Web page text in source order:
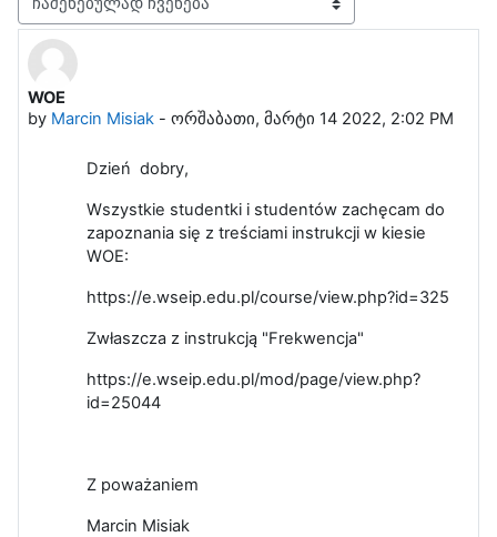
Display mode
WOE
by Marcin Misiak - ორშაბათი, მარტი 14 2022, 2:02 PM
Number of replies: 0
Dzień dobry,
Wszystkie studentki i studentów zachęcam do
zapoznania się z treściami instrukcji w kiesie
WOE:
https://e.wseip.edu.pl/course/view.php?id=325
Zwłaszcza z instrukcją "Frekwencja"
https://e.wseip.edu.pl/mod/page/view.php?
id=25044
Z poważaniem
Marcin Misiak